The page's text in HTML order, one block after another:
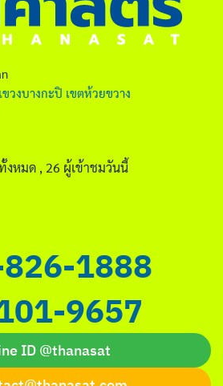
วงบางกะปิ เขตห้วยขวาง
งหมด , 26 ผู้เข้าชมวันนี้
1888
9657
ID @thanasat